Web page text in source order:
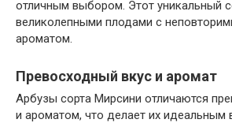
отличным выбором. Этот уникальный
великолепными плодами с
ароматом.
Превосходный вкус и аромат
Арбузы сорта Мирсини отличаются
и ароматом, что делает их